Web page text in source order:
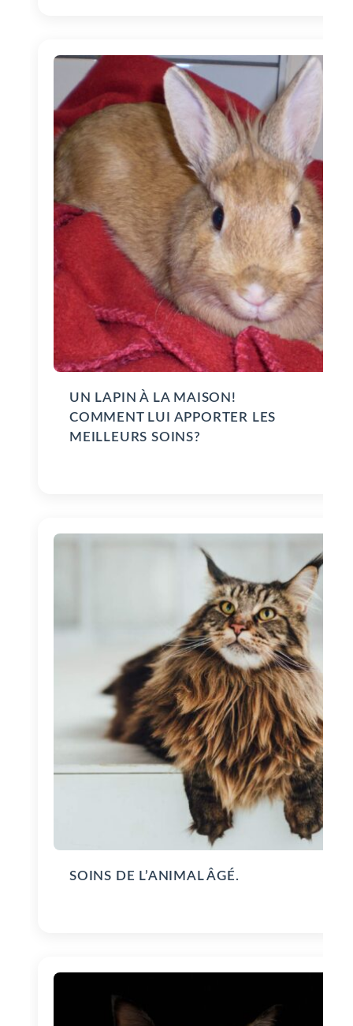
UN LAPIN À LA MAISON!
COMMENT LUI APPORTER LES
MEILLEURS SOINS?
SOINS DE L’ANIMAL ÂGÉ.